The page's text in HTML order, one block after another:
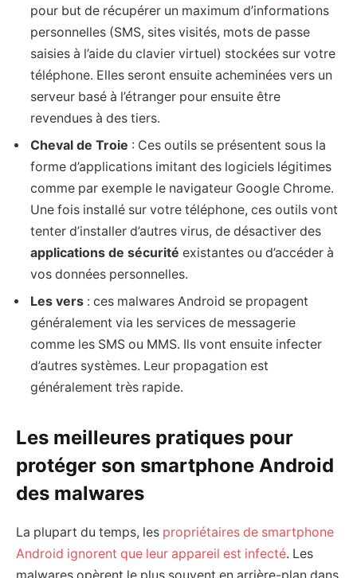
pour but de récupérer un maximum d’informations
personnelles (SMS, sites visités, mots de passe
saisies à l’aide du clavier virtuel) stockées sur votre
téléphone. Elles seront ensuite acheminées vers un
serveur basé à l’étranger pour ensuite être
revendues à des tiers.
Cheval de Troie : Ces outils se présentent sous la
forme d’applications imitant des logiciels légitimes
comme par exemple le navigateur Google Chrome.
Une fois installé sur votre téléphone, ces outils vont
tenter d’installer d’autres virus, de désactiver des
applications de sécurité existantes ou d’accéder à
vos données personnelles.
Les vers : ces malwares Android se propagent
généralement via les services de messagerie
comme les SMS ou MMS. Ils vont ensuite infecter
d’autres systèmes. Leur propagation est
généralement très rapide.
Les meilleures pratiques pour
protéger son smartphone Android
des malwares
La plupart du temps, les propriétaires de smartphone
Android ignorent que leur appareil est infecté. Les